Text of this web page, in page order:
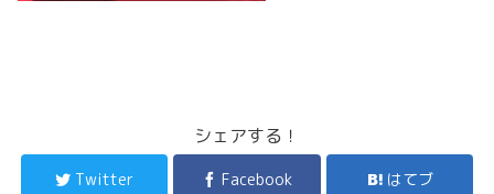
シェアする！
Twitter Facebook はてブ